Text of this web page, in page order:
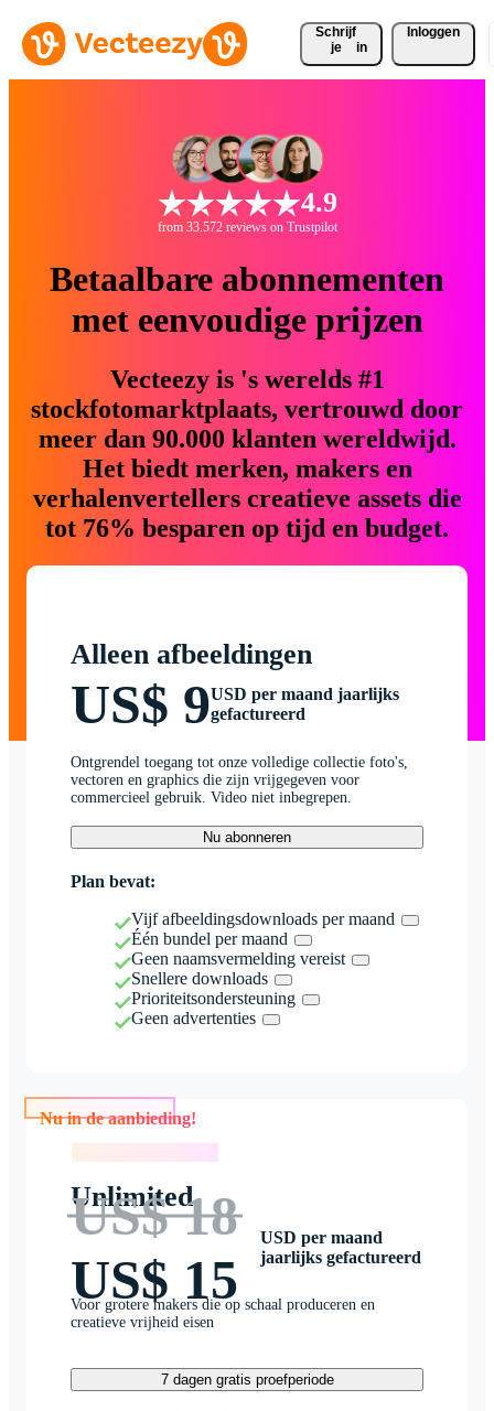
Schrijf
je
in
Inloggen
4.9
from 33.572 reviews on Trustpilot
Betaalbare abonnementen
met eenvoudige prijzen
Vecteezy is 's werelds #1
stockfotomarktplaats, vertrouwd door
meer dan 90.000 klanten wereldwijd.
Het biedt merken, makers en
verhalenvertellers creatieve assets die
tot 76% besparen op tijd en budget.
Alleen afbeeldingen
US$ 9USD per maand jaarlijks
gefactureerd
Ontgrendel toegang tot onze volledige collectie foto's,
vectoren en graphics die zijn vrijgegeven voor
commercieel gebruik. Video niet inbegrepen.
Nu abonneren
Plan bevat:
Vijf afbeeldingsdownloads per maand
Één bundel per maand
Geen naamsvermelding vereist
Snellere downloads
Prioriteitsondersteuning
Geen advertenties
Nu in de aanbieding!
Unlimited
US$ 18
US$ 15
USD per maand
jaarlijks gefactureerd
Voor grotere makers die op schaal produceren en
creatieve vrijheid eisen
7 dagen gratis proefperiode